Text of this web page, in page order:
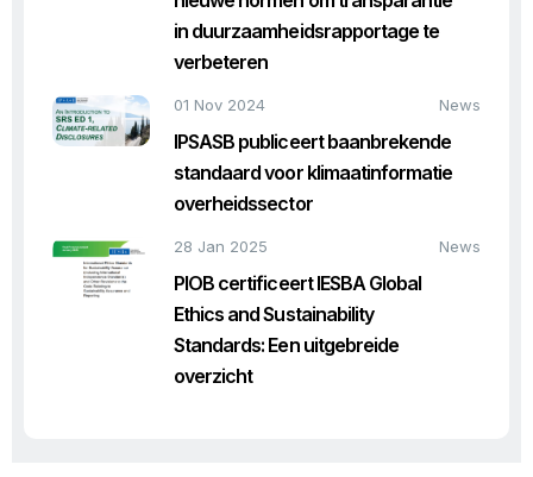
in duurzaamheidsrapportage te
verbeteren
01 Nov 2024 News
IPSASB publiceert baanbrekende
standaard voor klimaatinformatie
overheidssector
28 Jan 2025 News
PIOB certificeert IESBA Global
Ethics and Sustainability
Standards: Een uitgebreide
overzicht